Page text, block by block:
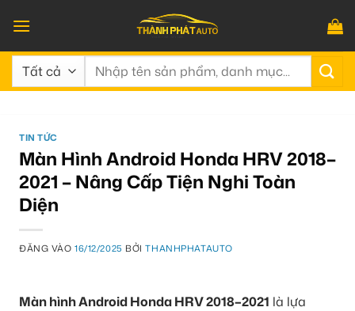
qua
nội
dung
Tìm
TIN TỨC
Màn Hình Android Honda HRV 2018–
2021 – Nâng Cấp Tiện Nghi Toàn
Diện
ĐĂNG VÀO16/12/2025 BỞITHANHPHATAUTO
Màn hình Android Honda HRV 2018–2021 là lựa